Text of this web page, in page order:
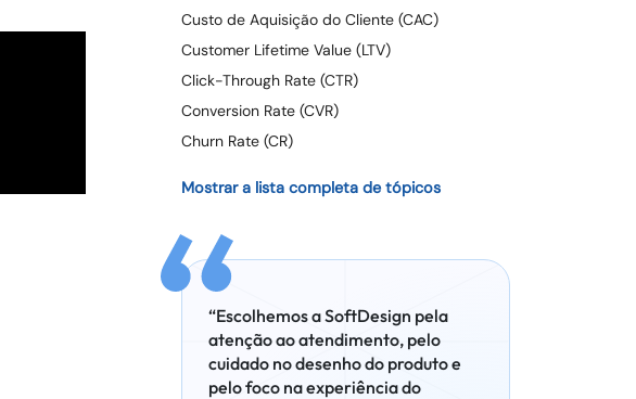
Custo de Aquisição do Cliente (CAC)
Customer Lifetime Value (LTV)
Click-Through Rate (CTR)
Conversion Rate (CVR)
Churn Rate (CR)
Mostrar a lista completa de tópicos
“Escolhemos a SoftDesign pela
atenção ao atendimento, pelo
cuidado no desenho do produto e
pelo foco na experiência do